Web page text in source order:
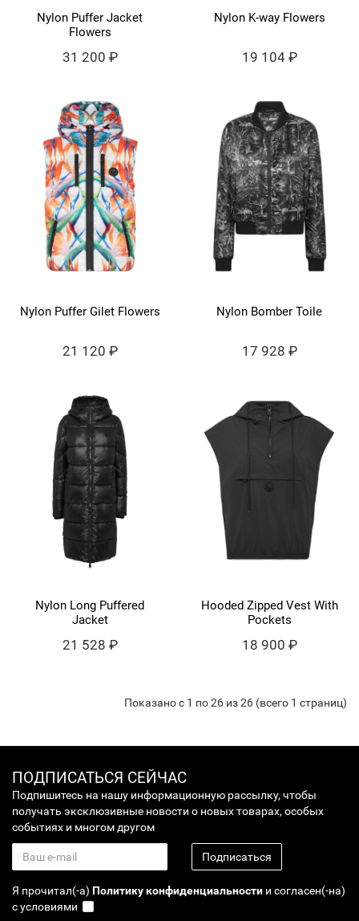
Nylon Puffer Jacket
Flowers
31 200 ₽
Nylon K-way Flowers
19 104 ₽
Nylon Puffer Gilet Flowers
21 120 ₽
Nylon Bomber Toile
17 928 ₽
Nylon Long Puffered
Jacket
21 528 ₽
Hooded Zipped Vest With
Pockets
18 900 ₽
Показано с 1 по 26 из 26 (всего 1 страниц)
ПОДПИСАТЬСЯ СЕЙЧАС
Подпишитесь на нашу информационную рассылку, чтобы
получать эксклюзивные новости о новых товарах, особых
событиях и многом другом
Подписаться
Я прочитал(-а) Политику конфиденциальности и согласен(-на)
с условиями